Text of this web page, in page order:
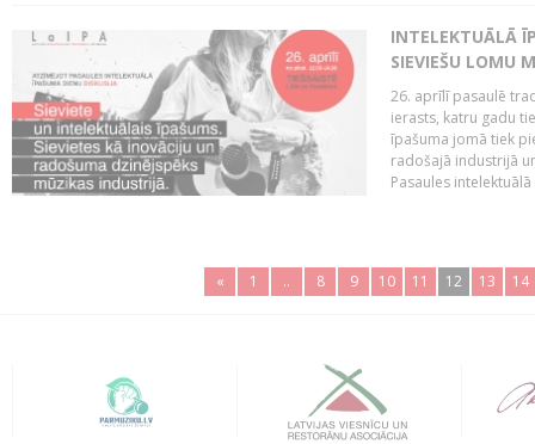
INTELEKTUĀLĀ
SIEVIEŠU LOMU
26. aprīlī pasaulē
ierasts, katru gadu
īpašuma jomā tiek
radošajā industrijā
Pasaules
« 1 .. 8 9 10 11 12 13 14